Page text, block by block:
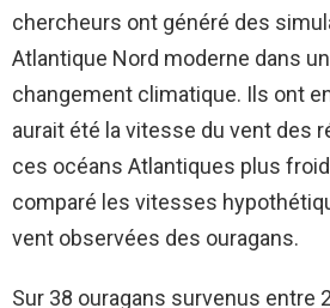
chercheurs ont généré des
Atlantique Nord moderne dans
changement climatique. Ils ont
aurait été la vitesse du vent des
ces océans Atlantiques plus
comparé les vitesses
vent observées des ouragans.
Sur 38 ouragans survenus entre